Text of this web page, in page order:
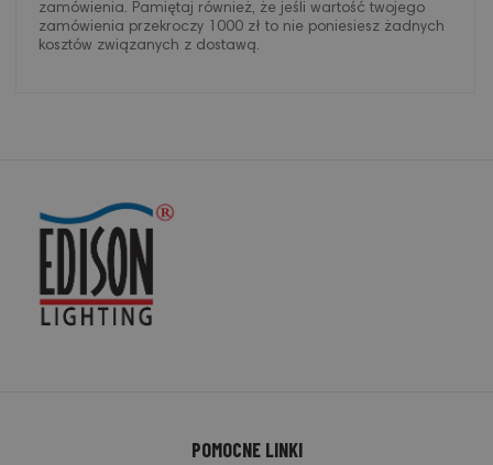
zamówienia. Pamiętaj również, że jeśli wartość twojego
zamówienia przekroczy 1000 zł to nie poniesiesz żadnych
kosztów związanych z dostawą.
POMOCNE LINKI